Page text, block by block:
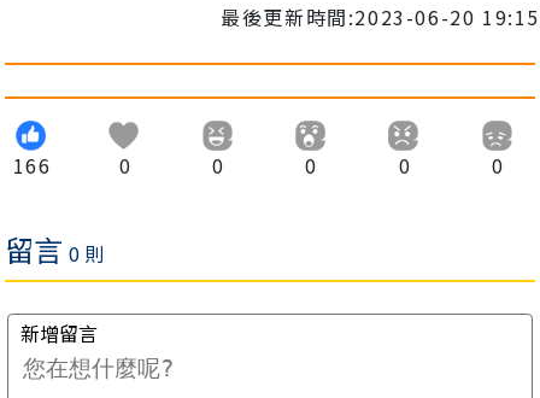
最後更新時間:2023-06-20 19:15
166 0 0 0 0 0